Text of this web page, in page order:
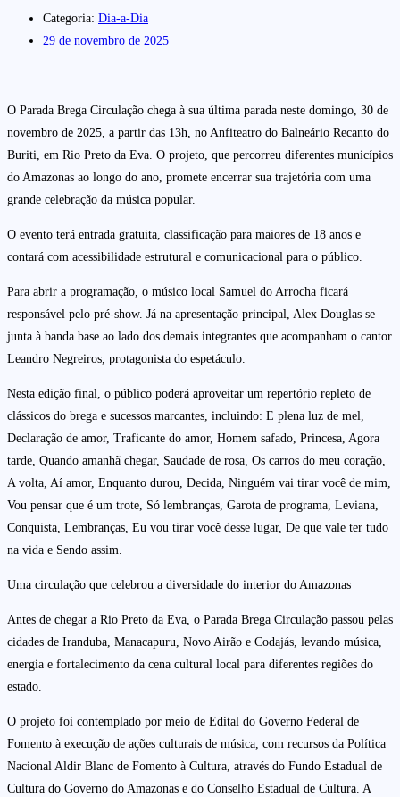
Categoria: Dia-a-Dia
29 de novembro de 2025
O Parada Brega Circulação chega à sua última parada neste domingo, 30 de
novembro de 2025, a partir das 13h, no Anfiteatro do Balneário Recanto do
Buriti, em Rio Preto da Eva. O projeto, que percorreu diferentes municípios
do Amazonas ao longo do ano, promete encerrar sua trajetória com uma
grande celebração da música popular.
O evento terá entrada gratuita, classificação para maiores de 18 anos e
contará com acessibilidade estrutural e comunicacional para o público.
Para abrir a programação, o músico local Samuel do Arrocha ficará
responsável pelo pré-show. Já na apresentação principal, Alex Douglas se
junta à banda base ao lado dos demais integrantes que acompanham o cantor
Leandro Negreiros, protagonista do espetáculo.
Nesta edição final, o público poderá aproveitar um repertório repleto de
clássicos do brega e sucessos marcantes, incluindo: E plena luz de mel,
Declaração de amor, Traficante do amor, Homem safado, Princesa, Agora
tarde, Quando amanhã chegar, Saudade de rosa, Os carros do meu coração,
A volta, Aí amor, Enquanto durou, Decida, Ninguém vai tirar você de mim,
Vou pensar que é um trote, Só lembranças, Garota de programa, Leviana,
Conquista, Lembranças, Eu vou tirar você desse lugar, De que vale ter tudo
na vida e Sendo assim.
Uma circulação que celebrou a diversidade do interior do Amazonas
Antes de chegar a Rio Preto da Eva, o Parada Brega Circulação passou pelas
cidades de Iranduba, Manacapuru, Novo Airão e Codajás, levando música,
energia e fortalecimento da cena cultural local para diferentes regiões do
estado.
O projeto foi contemplado por meio de Edital do Governo Federal de
Fomento à execução de ações culturais de música, com recursos da Política
Nacional Aldir Blanc de Fomento à Cultura, através do Fundo Estadual de
Cultura do Governo do Amazonas e do Conselho Estadual de Cultura. A